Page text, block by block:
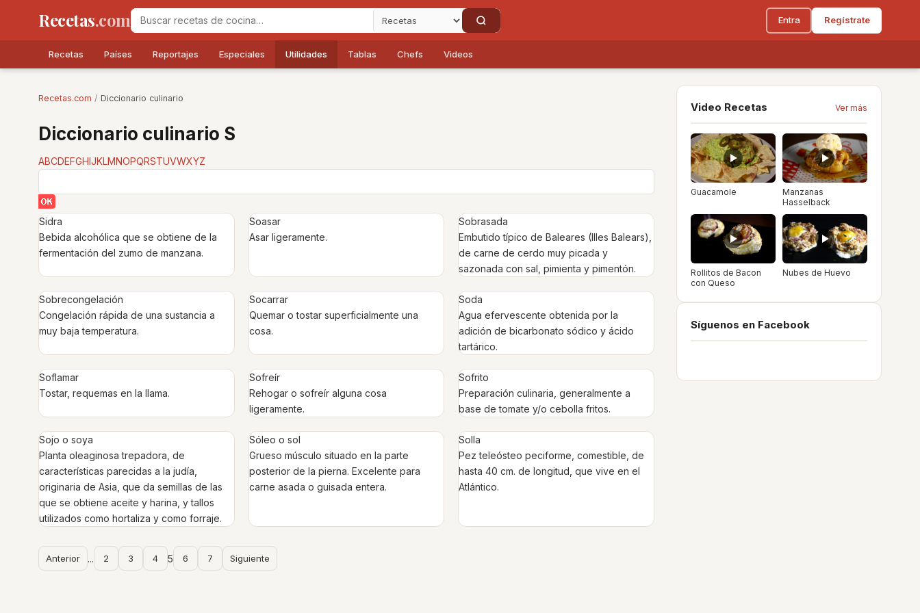
Recetas.com Entra Regístrate
Recetas Países Reportajes Especiales Utilidades Tablas Chefs Videos
Recetas.com / Diccionario culinario
Diccionario culinario S
ABCDEFGHIJKLMNOPQRSTUVWXYZ
Sidra
Bebida alcohólica que se obtiene de la
fermentación del zumo de manzana.
Soasar
Asar ligeramente.
Sobrasada
Embutido típico de Baleares (Illes Balears),
de carne de cerdo muy picada y
sazonada con sal, pimienta y pimentón.
Sobrecongelación
Congelación rápida de una sustancia a
muy baja temperatura.
Socarrar
Quemar o tostar superficialmente una
cosa.
Soda
Agua efervescente obtenida por la
adición de bicarbonato sódico y ácido
tartárico.
Soflamar
Tostar, requemas en la llama.
Sofreír
Rehogar o sofreír alguna cosa
ligeramente.
Sofrito
Preparación culinaria, generalmente a
base de tomate y/o cebolla fritos.
Sojo o soya
Planta oleaginosa trepadora, de
características parecidas a la judía,
originaria de Asia, que da semillas de las
que se obtiene aceite y harina, y tallos
utilizados como hortaliza y como forraje.
Sóleo o sol
Grueso músculo situado en la parte
posterior de la pierna. Excelente para
carne asada o guisada entera.
Solla
Pez teleósteo peciforme, comestible, de
hasta 40 cm. de longitud, que vive en el
Atlántico.
Anterior ... 2 3 4 5 6 7 Siguiente
Video Recetas Ver más
Guacamole
Manzanas
Hasselback
Rollitos de Bacon
con Queso
Nubes de Huevo
Síguenos en Facebook